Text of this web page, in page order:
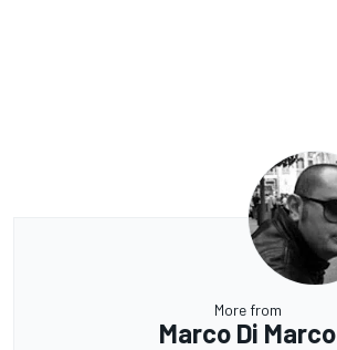
More from
Marco Di Marco